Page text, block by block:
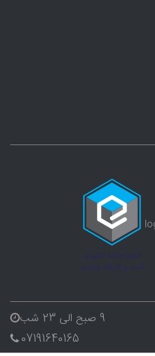
9 صبح الی 23 شب
07191640165